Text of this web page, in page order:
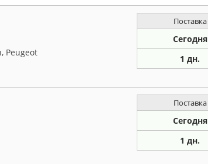
Peugeot
Поставка
Сегодня
1 дн.
Поставка
Сегодня
1 дн.